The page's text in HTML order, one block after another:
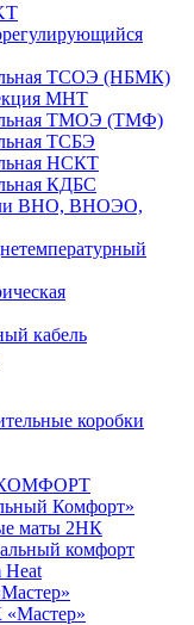
ТСОЭ (НБМК)
МНТ
ТМОЭ (ТМФ)
ТСБЭ
НСКТ
КДБС
ВНО, ВНОЭО,
кабель
коробки
Комфорт»
маты 2НК
комфорт
«Мастер»